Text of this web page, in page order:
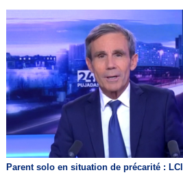
Parent solo en situation de précarité : LCI